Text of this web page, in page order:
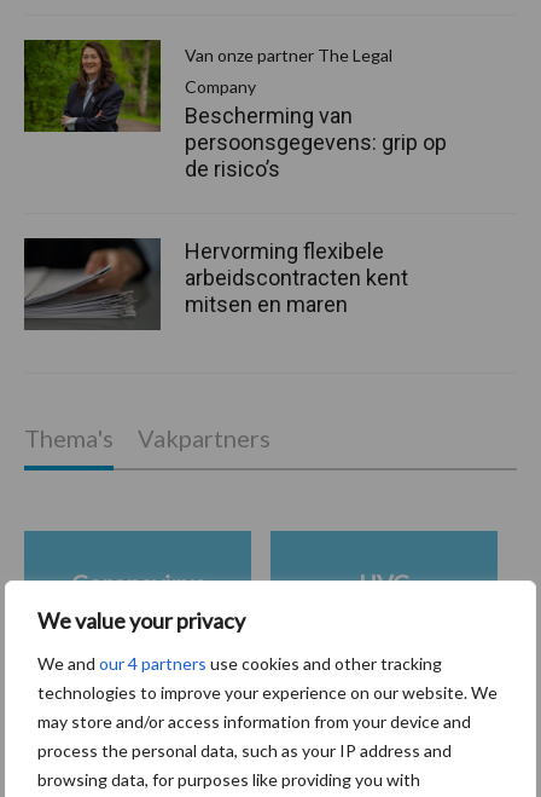
We value your privacy
We and our 4 partners use cookies and other tracking
technologies to improve your experience on our website. We
may store and/or access information from your device and
process the personal data, such as your IP address and
browsing data, for purposes like providing you with
Van onze partner The Legal
Company
Bescherming van
persoonsgegevens: grip op
de risico’s
Hervorming flexibele
arbeidscontracten kent
mitsen en maren
Thema's Vakpartners
Coronavirus UVC
Toon meer